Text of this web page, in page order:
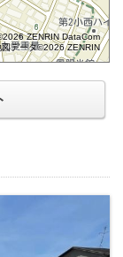
ZENRIN DataCom
図データ©2026 ZENRIN